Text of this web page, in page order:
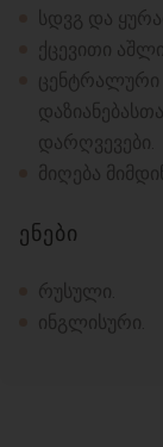
სდვგ და
ქცევითი
ცენტრალური
დარღვევები.
მიღება
ენები
რუსული.
ინგლისური.